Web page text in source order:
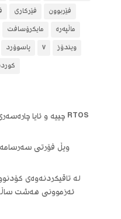
فێربوون
فێرکاری
ماڵپەرە
مایکرۆسافت
ویندۆز
٧ پاسوۆرد
RTOS چییە و ئایا چارەسەری کێشەکانی Wear OS ی گووگڵە؟
ویڵ فۆرتی
لە تاقیکردنەوەی
ئەزموونی هەشت